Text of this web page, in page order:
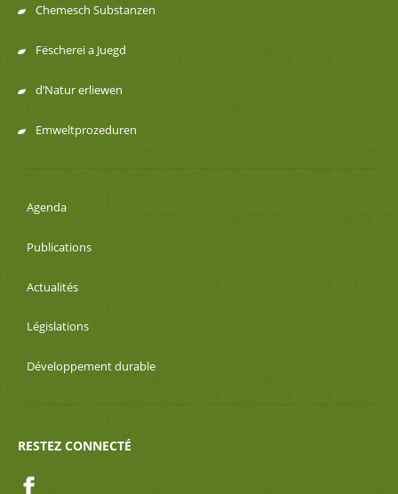
Chemesch Substanzen
Fëscherei a Juegd
d’Natur erliewen
Emweltprozeduren
Agenda
Publications
Actualités
Législations
Développement durable
RESTEZ CONNECTÉ